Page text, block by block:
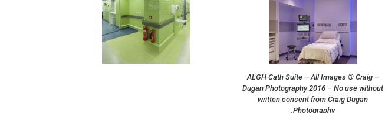
– ALGH Cath Suite – All Images © Craig
Dugan Photography 2016 – No use without
written consent from Craig Dugan
Photography.